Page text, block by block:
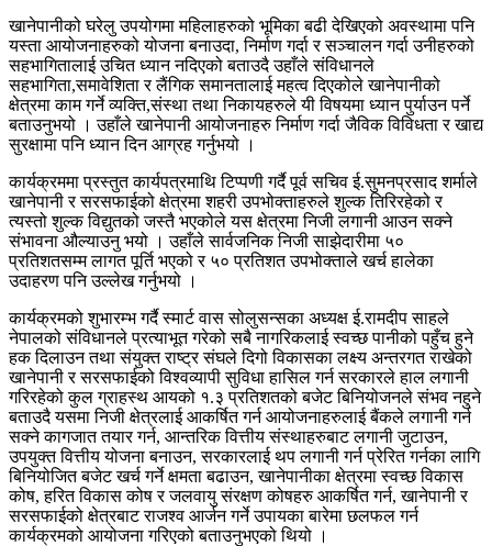
खानेपानीको घरेलु उपयोगमा महिलाहरुको भूमिका बढी देखिएको अवस्थामा पनि
यस्ता आयोजनाहरुको योजना बनाउदा, निर्माण गर्दा र सञ्चालन गर्दा उनीहरुको
सहभागितालाई उचित ध्यान नदिएको बताउदै उहाँले संविधानले
सहभागिता,समावेशिता र लैंगिक समानतालाई महत्व दिएकोले खानेपानीको
क्षेत्रमा काम गर्ने व्यक्ति,संस्था तथा निकायहरुले यी विषयमा ध्यान पुर्याउन पर्ने
बताउनुभयो । उहाँले खानेपानी आयोजनाहरु निर्माण गर्दा जैविक विविधता र खाद्य
सुरक्षामा पनि ध्यान दिन आग्रह गर्नुभयो ।
कार्यक्रममा प्रस्तुत कार्यपत्रमाथि टिप्पणी गर्दै पूर्व सचिव ई.सुमनप्रसाद शर्माले
खानेपानी र सरसफाईको क्षेत्रमा शहरी उपभोक्ताहरुले शुल्क तिरिरहेको र
त्यस्तो शुल्क विद्युतको जस्तै भएकोले यस क्षेत्रमा निजी लगानी आउन सक्ने
संभावना औल्याउनु भयो । उहाँले सार्वजनिक निजी साझेदारीमा ५०
प्रतिशतसम्म लागत पूर्ति भएको र ५० प्रतिशत उपभोक्ताले खर्च हालेका
उदाहरण पनि उल्लेख गर्नुभयो ।
कार्यक्रमको शुभारम्भ गर्दै स्मार्ट वास सोलुसन्सका अध्यक्ष ई.रामदीप साहले
नेपालको संविधानले प्रत्याभूत गरेको सबै नागरिकलाई स्वच्छ पानीको पहुँच हुने
हक दिलाउन तथा संयुक्त राष्ट्र संघले दिगो विकासका लक्ष्य अन्तरगत राखेको
खानेपानी र सरसफाईको विश्वव्यापी सुविधा हासिल गर्न सरकारले हाल लगानी
गरिरहेको कुल ग्राहस्थ आयको १.३ प्रतिशतको बजेट बिनियोजनले संभव नहुने
बताउदै यसमा निजी क्षेत्रलाई आकर्षित गर्न आयोजनाहरुलाई बैंकले लगानी गर्न
सक्ने कागजात तयार गर्न, आन्तरिक वित्तीय संस्थाहरुबाट लगानी जुटाउन,
उपयुक्त वित्तीय योजना बनाउन, सरकारलाई थप लगानी गर्न प्रेरित गर्नका लागि
बिनियोजित बजेट खर्च गर्ने क्षमता बढाउन, खानेपानीका क्षेत्रमा स्वच्छ विकास
कोष, हरित विकास कोष र जलवायु संरक्षण कोषहरु आकर्षित गर्न, खानेपानी र
सरसफाईको क्षेत्रबाट राजश्व आर्जन गर्ने उपायका बारेमा छलफल गर्न
कार्यक्रमको आयोजना गरिएको बताउनुभएको थियो ।